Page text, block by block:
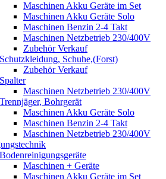
Maschinen Akku Geräte im Set
Maschinen Akku Geräte Solo
Maschinen Benzin 2-4 Takt
Maschinen Netzbetrieb 230/400V
Zubehör Verkauf
Schutzkleidung, Schuhe,(Forst)
Zubehör Verkauf
Spalter
Maschinen Netzbetrieb 230/400V
Trennjäger, Bohrgerät
Maschinen Akku Geräte Solo
Maschinen Benzin 2-4 Takt
Maschinen Netzbetrieb 230/400V
Bodenreinigungsgeräte
Maschinen + Geräte
Maschinen Akku Geräte im Set